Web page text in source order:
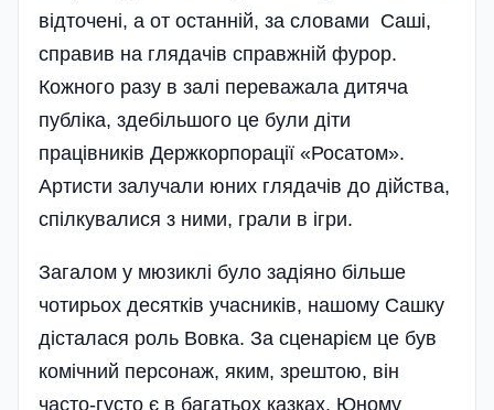
відточені, а от останній, за словами Саші,
справив на глядачів справжній фурор.
Кожного разу в залі переважала дитяча
публіка, здебільшого це були діти
працівників Держкорпорації «Росатом».
Артисти залучали юних глядачів до дійства,
спілкувалися з ними, грали в ігри.
Загалом у мюзиклі було задіяно більше
чотирьох десятків учасників, нашому Сашку
дісталася роль Вовка. За сценарієм це був
комічний персонаж, яким, зрештою, він
часто-густо є в багатьох казках. Юному